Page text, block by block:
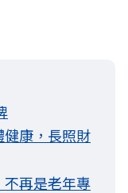
康，長照財
再是老年專